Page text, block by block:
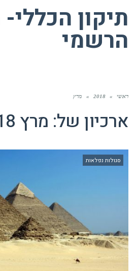
תיקון
הרשמי
ראשי »
2018
» מרץ
ארכיון של: מרץ 2018
סגולות נפלאות